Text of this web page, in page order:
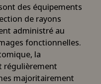
des équipements
de rayons
administré au
fonctionnelles.
la
régulièrement
majoritairement